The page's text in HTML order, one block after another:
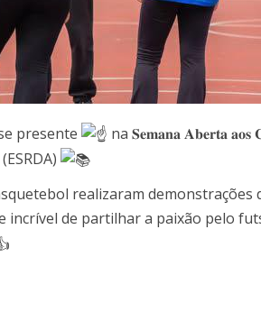
presente
na 𝐒𝐞𝐦𝐚𝐧𝐚 𝐀𝐛𝐞𝐫𝐭𝐚 𝐚𝐨𝐬
realizaram demonstrações
incrível de partilhar a paixão pelo